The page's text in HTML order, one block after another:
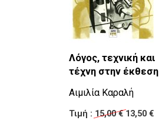
Λόγος, τεχνική και
τέχνη στην έκθεση
Αιμιλία Καραλή
Τιμή : 15,00 €13,50 €